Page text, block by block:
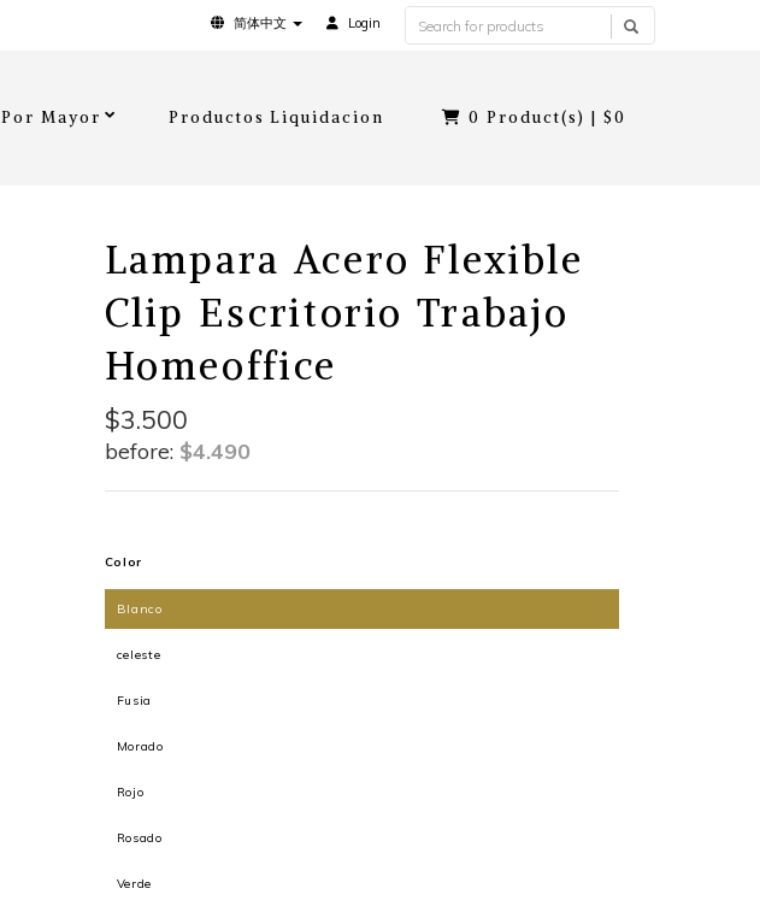
简体中文 Login
Por Mayor Productos Liquidacion 0 Product(s) |$0
Lampara Acero Flexible
Clip Escritorio Trabajo
Homeoffice
$3.500
before: $4.490
Color
Blanco
celeste
Fusia
Morado
Rojo
Rosado
Verde